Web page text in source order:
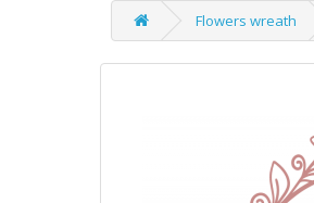
Flowers wreath